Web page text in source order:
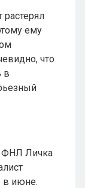
растерял
ему
что
в
ФНЛ Личка
в июне.